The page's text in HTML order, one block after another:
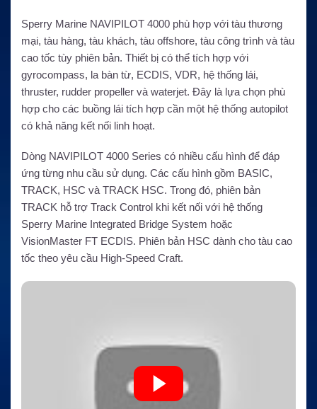
Sperry Marine NAVIPILOT 4000 phù hợp với tàu thương
mại, tàu hàng, tàu khách, tàu offshore, tàu công trình và tàu
cao tốc tùy phiên bản. Thiết bị có thể tích hợp với
gyrocompass, la bàn từ, ECDIS, VDR, hệ thống lái,
thruster, rudder propeller và waterjet. Đây là lựa chọn phù
hợp cho các buồng lái tích hợp cần một hệ thống autopilot
có khả năng kết nối linh hoạt.
Dòng NAVIPILOT 4000 Series có nhiều cấu hình để đáp
ứng từng nhu cầu sử dụng. Các cấu hình gồm BASIC,
TRACK, HSC và TRACK HSC. Trong đó, phiên bản
TRACK hỗ trợ Track Control khi kết nối với hệ thống
Sperry Marine Integrated Bridge System hoặc
VisionMaster FT ECDIS. Phiên bản HSC dành cho tàu cao
tốc theo yêu cầu High-Speed Craft.